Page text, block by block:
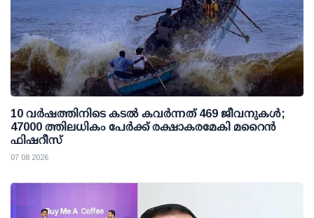
10 വര്‍ഷത്തിനിടെ കടല്‍ കവര്‍ന്നത് 469 ജീവനുകള്‍;
47000 ത്തിലധികം പേര്‍ക്ക് രക്ഷാകരമേകി മറൈന്‍
ഫിഷറീസ്
07 08 2026